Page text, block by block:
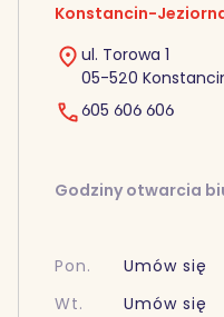
Konstancin-
ul. Torowa 1
05-520
605 606 606
Godziny otwarcia
Pon.
Umów się
Wt.
Umów się